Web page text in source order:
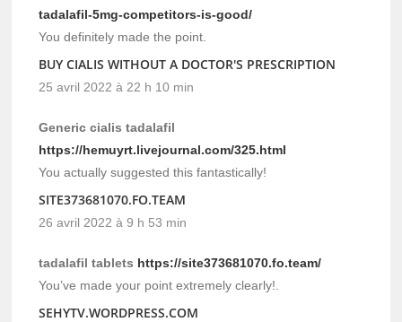
tadalafil-5mg-competitors-is-good/
You definitely made the point.
BUY CIALIS WITHOUT A DOCTOR'S PRESCRIPTION
25 avril 2022 à 22 h 10 min
Generic cialis tadalafil
https://hemuyrt.livejournal.com/325.html
You actually suggested this fantastically!
SITE373681070.FO.TEAM
26 avril 2022 à 9 h 53 min
tadalafil tablets https://site373681070.fo.team/
You’ve made your point extremely clearly!.
SEHYTV.WORDPRESS.COM